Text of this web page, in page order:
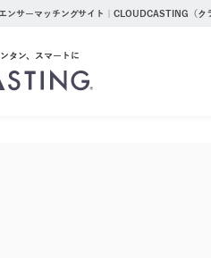
ンサーマッチングサイト｜CLOUDCASTING（ク
タン、スマートに